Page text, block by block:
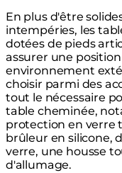
En plus d'être
intempéries, les
dotées de pieds
assurer une
environnement
choisir parmi des
tout le nécessaire
table cheminée,
protection en verre
brûleur en silicone,
verre, une housse
d'allumage.